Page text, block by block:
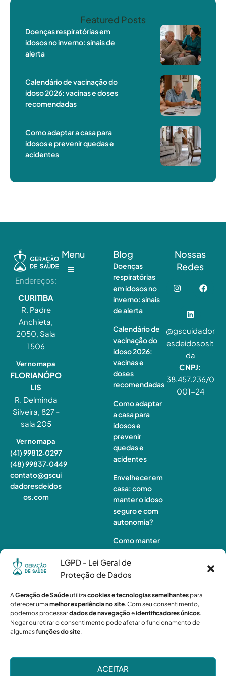
LGPD - Lei Geral de
Proteção de Dados
AGeração de Saúdeutiliza cookies e tecnologias semelhantes para
oferecer uma melhor experiência no site. Com seu consentimento,
podemos processardados de navegaçãoeidentificadores únicos.
Negar ou retirar o consentimento pode afetar o funcionamento de
algumasfunções do site.
ACEITAR
Featured Posts
Doenças respiratórias em
idosos no inverno: sinais de
alerta
Calendário de vacinação do
idoso 2026: vacinas e doses
recomendadas
Como adaptar a casa para
idosos e prevenir quedas e
acidentes
Endereços:
CURITIBA
R. Padre
Anchieta,
2050, Sala
1506
Ver no mapa
FLORIANÓPO
LIS
R. Delminda
Silveira, 827 -
sala 205
Ver no mapa
(41) 99812‑0297
(48) 99837‑0449
contato@gscui
dadoresdeidos
os.com
Menu Blog
Doenças
respiratórias
em idosos no
inverno: sinais
de alerta
Calendário de
vacinação do
idoso 2026:
vacinas e
doses
recomendadas
Como adaptar
a casa para
idosos e
prevenir
quedas e
acidentes
Envelhecer em
casa: como
manter o idoso
seguro e com
autonomia?
Como manter
o idoso ativo
em casa e
preservar sua
Monitorament
o de idosos à
distância:
é suficiente?
Nossas
Redes
@gscuidador
esdeidososlt
da
CNPJ:
38.457.236/0
001-24